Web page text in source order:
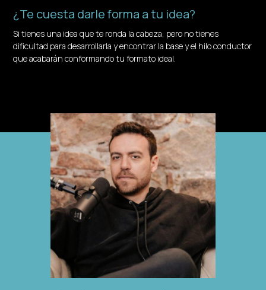
¿Te cuesta darle forma a tu idea?
Si tienes una idea que te ronda la cabeza, pero no tienes
dificultad para desarrollarla y encontrar la base y el hilo conductor
que acabarán conformando tu formato ideal.